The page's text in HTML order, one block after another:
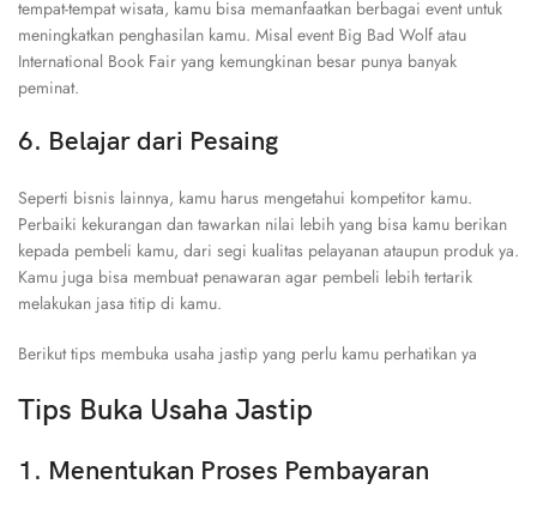
tempat-tempat wisata, kamu bisa memanfaatkan berbagai event untuk
meningkatkan penghasilan kamu. Misal event Big Bad Wolf atau
International Book Fair yang kemungkinan besar punya banyak
peminat.
6. Belajar dari Pesaing
Seperti bisnis lainnya, kamu harus mengetahui kompetitor kamu.
Perbaiki kekurangan dan tawarkan nilai lebih yang bisa kamu berikan
kepada pembeli kamu, dari segi kualitas pelayanan ataupun produk ya.
Kamu juga bisa membuat penawaran agar pembeli lebih tertarik
melakukan jasa titip di kamu.
Berikut tips membuka usaha jastip yang perlu kamu perhatikan ya
Tips Buka Usaha Jastip
1. Menentukan Proses Pembayaran